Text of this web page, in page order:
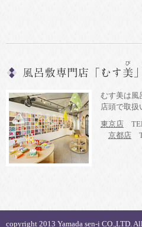
むす美は風
店頭で取扱
東京店
京都店
copyright 2013 Yamada sen-i CO.,LTD.